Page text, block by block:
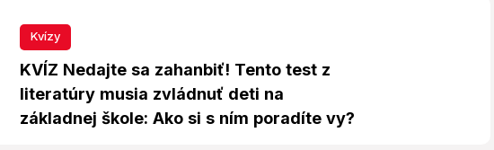
Kvízy
KVÍZ Nedajte sa zahanbiť! Tento test z
literatúry musia zvládnuť deti na
základnej škole: Ako si s ním poradíte vy?